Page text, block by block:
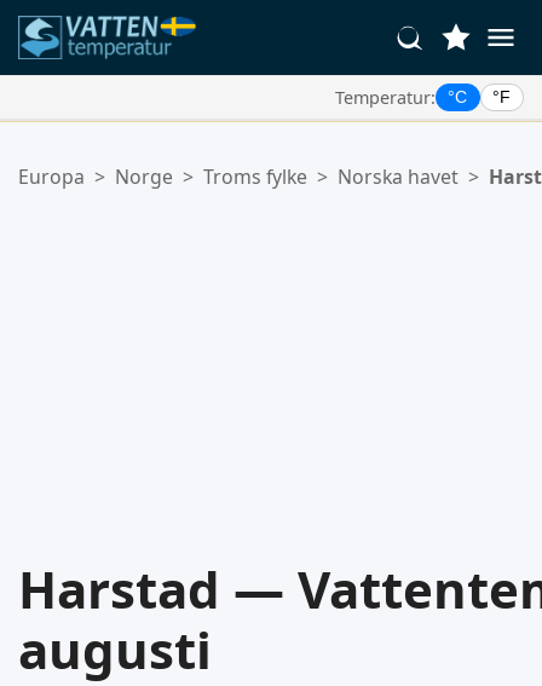
Temperatur: °C °F
Din favoritlista är tom.
Europa > Norge > Troms fylke > Norska havet >
Harstad —
augusti